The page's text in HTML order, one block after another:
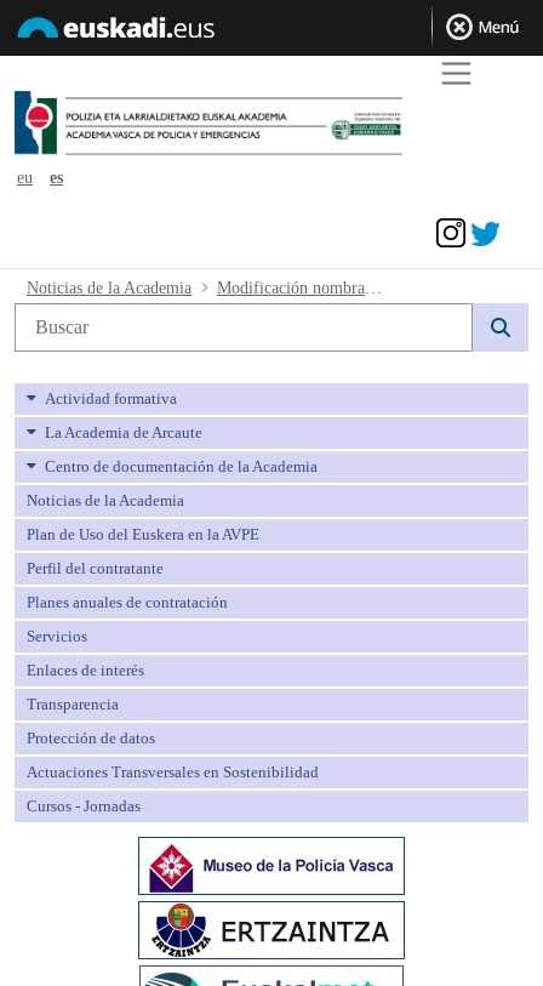
eu
es
Modificación nombramiento
Noticias de la Academia
Búsqueda web
Actividad formativa
La Academia de Arcaute
Centro de documentación de la Academia
Noticias de la Academia
Plan de Uso del Euskera en la AVPE
Perfil del contratante
Planes anuales de contratación
Servicios
Enlaces de interés
Transparencia
Protección de datos
Actuaciones Transversales en Sostenibilidad
Cursos - Jornadas